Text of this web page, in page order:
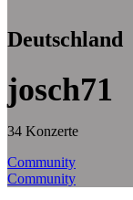
Deutschland
josch71
34 Konzerte
Community
Community